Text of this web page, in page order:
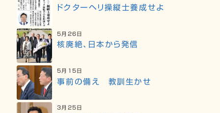
ドクターヘリ操縦士養成せよ
5月26日
核廃絶、日本から発信
5月15日
事前の備え 教訓生かせ
3月25日